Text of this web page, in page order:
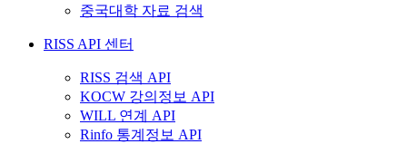
중국대학 자료 검색
RISS API 센터
RISS 검색 API
KOCW 강의정보 API
WILL 연계 API
Rinfo 통계정보 API